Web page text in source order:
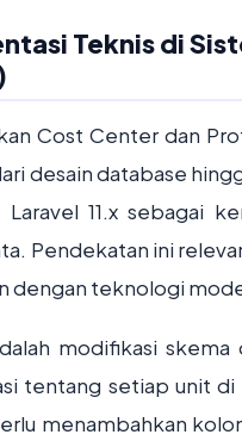
Teknis di
Cost Center dan
desain database
Laravel 11.x sebagai
Pendekatan ini
dengan teknologi
modifikasi
tentang setiap unit
menambahkan